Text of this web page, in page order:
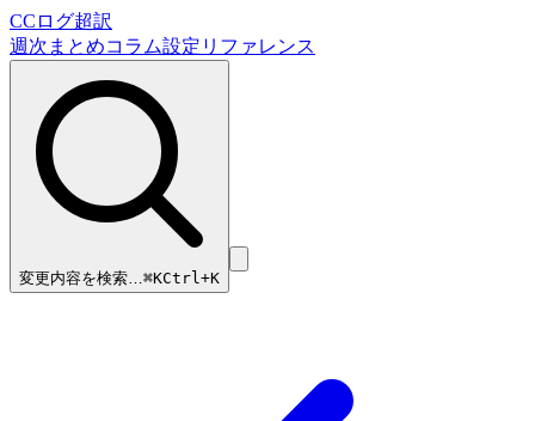
CCログ超訳
週次まとめコラム設定リファレンス
変更内容を検索…⌘KCtrl+K